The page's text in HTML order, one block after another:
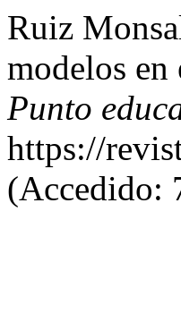
Ruiz
modelos
Punto
https://
(Accedido: